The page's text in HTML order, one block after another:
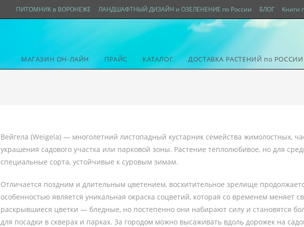
ПИТОМНИК в ВОРОНЕЖЕ ЛАНДШАФТНЫЙ ДИЗАЙН и ОЗЕЛЕНЕНИЕ по России БЛОГ Книги
МАГАЗИН ОН-ЛАЙН ПРАЙС КАТАЛОГ ДОСТАВКА РАСТЕНИЙ по РОССИИ
Вейгела (Weigela) — многолетний листопадный кустарник семейства жимолостных,
украшения садового участка или парковой зоны. Растение теплолюбивое, но для
специальные сорта, устойчивые к суровым зимам.
Отличается поздним и длительным цветением, восхитительное зрелище
особенностью является уникальная окраска соцветий, которая со временем меняет
раскрывшиеся цветки — бледные, но постепенно они набирают силу и становятся
для посадки в скверах и парках. За городом можно высаживать вдоль дорожек на